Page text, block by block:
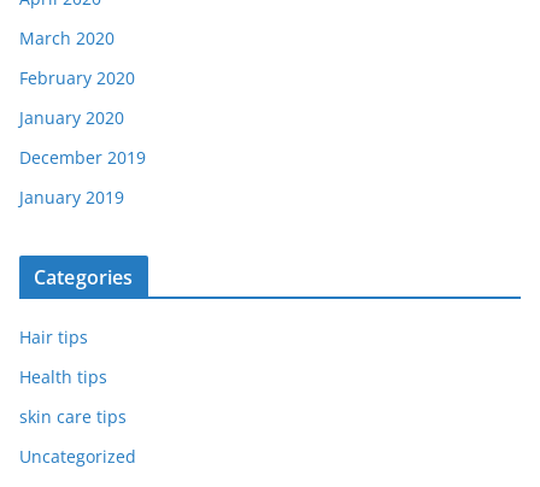
March 2020
February 2020
January 2020
December 2019
January 2019
Categories
Hair tips
Health tips
skin care tips
Uncategorized